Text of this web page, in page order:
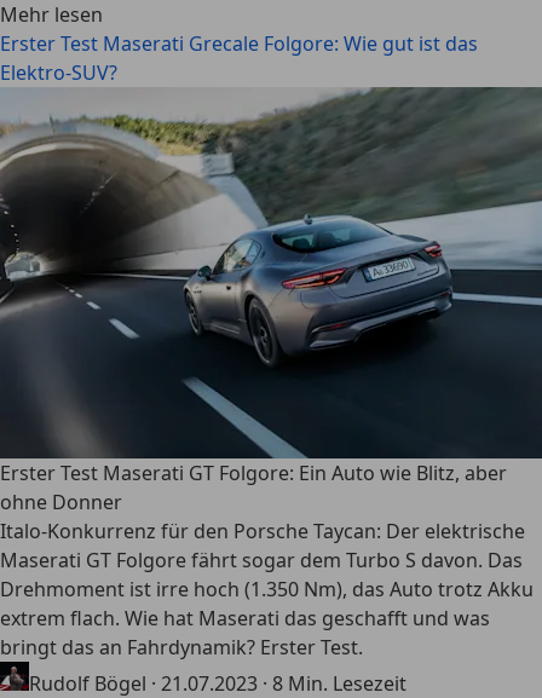
Mehr lesen
Erster Test Maserati Grecale Folgore: Wie gut ist das
Elektro-SUV?
Erster Test Maserati GT Folgore: Ein Auto wie Blitz, aber
ohne Donner
Italo-Konkurrenz für den Porsche Taycan: Der elektrische
Maserati GT Folgore fährt sogar dem Turbo S davon. Das
Drehmoment ist irre hoch (1.350 Nm), das Auto trotz Akku
extrem flach. Wie hat Maserati das geschafft und was
bringt das an Fahrdynamik? Erster Test.
Rudolf Bögel · 21.07.2023 · 8 Min. Lesezeit